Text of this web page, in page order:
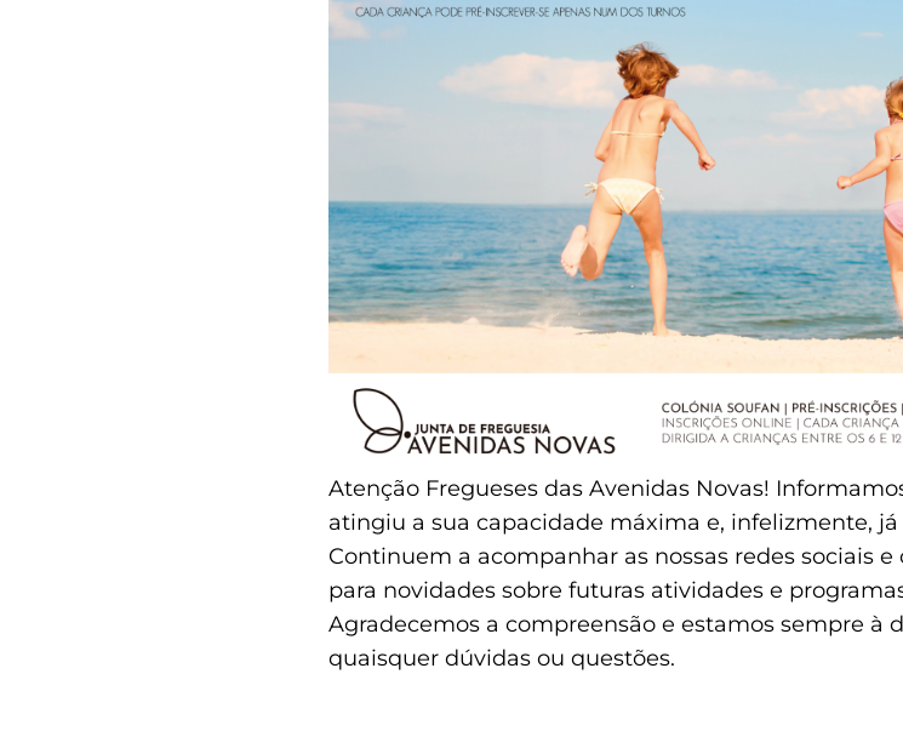
Atenção Fregueses das Avenidas Novas!
atingiu a sua capacidade máxima e, infelizmente,
Continuem a acompanhar as nossas redes sociais
para novidades sobre futuras atividades e
Agradecemos a compreensão e estamos sempre à
quaisquer dúvidas ou questões.